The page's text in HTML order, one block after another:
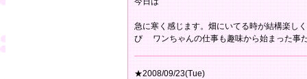
急に寒く感じます。畑にいてる時が結構楽
び ワンちゃんの仕事も趣味から始まった事
★2008/09/23(Tue)